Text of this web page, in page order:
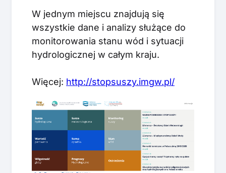
W jednym miejscu znajdują się
wszystkie dane i analizy służące do
monitorowania stanu wód i sytuacji
hydrologicznej w całym kraju.
Więcej: http://stopsuszy.imgw.pl/